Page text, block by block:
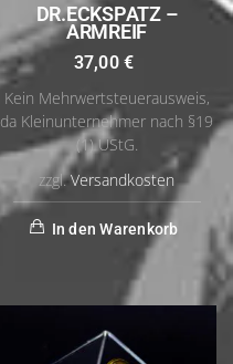
DR.ECKSPATZ –
ARMREIF
37,00€
Kein Mehrwertsteuerausweis,
da Kleinunternehmer nach §19
(1) UStG.
zzgl.Versandkosten
In den Warenkorb